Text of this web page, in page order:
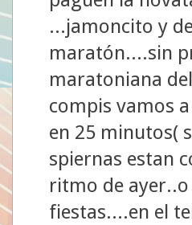
...jamoncito y
maratón....sin
maratoniana
compis vamos
en 25 minutos(
spiernas estan
ritmo de
fiestas....en el